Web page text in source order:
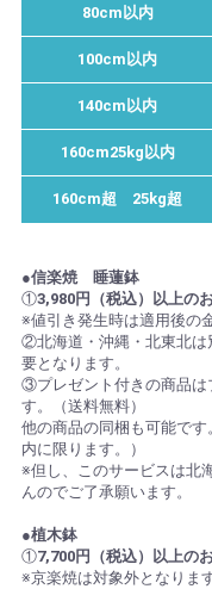
80cm以内
100cm以内
140cm以内
160cm25kg以内
160cm超 25kg超
●信楽焼 睡蓮鉢
①3,980円（税込）以上の
※値引き発生時は適用後の
②北海道・沖縄・北東北は
要となります。
③プレゼント付きの商品は
す。（送料無料）
他の商品の同梱も可能で
内に限ります。）
※但し、このサービスは北
んのでご了承願います。
●植木鉢
①7,700円（税込）以上の
※京楽焼は対象外となります